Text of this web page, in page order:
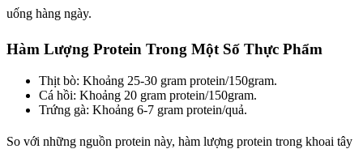
uống hàng ngày.
Hàm Lượng Protein Trong Một Số Thực Phẩm
Thịt bò: Khoảng 25-30 gram protein/150gram.
Cá hồi: Khoảng 20 gram protein/150gram.
Trứng gà: Khoảng 6-7 gram protein/quả.
So với những nguồn protein này, hàm lượng protein trong khoai tây